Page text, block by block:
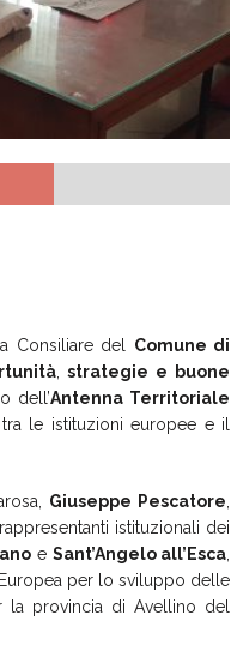
Consiliare del Comune di
strategie e buone
dell’Antenna Territoriale
le istituzioni europee e il
Giuseppe Pescatore
istituzionali dei
e Sant’Angelo all’Esca
per lo sviluppo delle
la provincia di Avellino del